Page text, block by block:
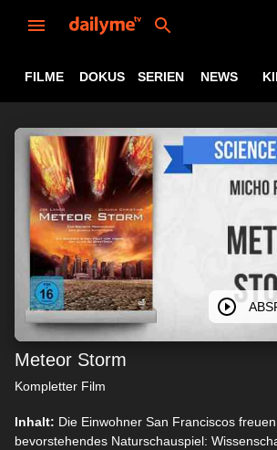
FILME DOKUS SERIEN NEWS
Meteor Storm
Kompletter Film
Inhalt: Die Einwohner San Franciscos
bevorstehendes Naturschauspiel: